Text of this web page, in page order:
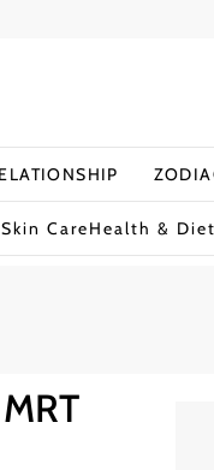
CareHealth & Diet